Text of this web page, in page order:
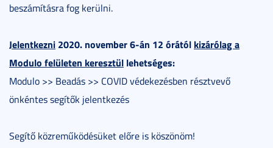
beszámításra fog kerülni.
Jelentkezni 2020. november 6-án 12 órától kizárólag a
Modulo felületen keresztül lehetséges:
Modulo >> Beadás >> COVID védekezésben résztvevő
önkéntes segítők jelentkezés
Segítő közreműködésüket előre is köszönöm!